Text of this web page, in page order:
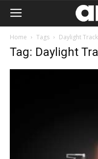
Home Tags Daylight
Tag: Daylight